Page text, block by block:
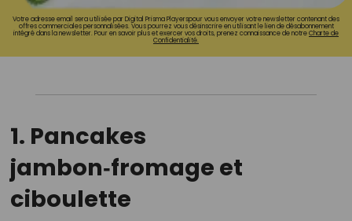
Votre adresse email sera utilisée par Digital Prisma Playerspour vous envoyer votre newsletter contenant des
offres commerciales personnalisées. Vous pourrez vous désinscrire en utilisant le lien de désabonnement
intégré dans la newsletter. Pour en savoir plus et exercer vos droits, prenez connaissance de notreCharte de
Confidentialité.
1. Pancakes
jambon‑fromage et
ciboulette